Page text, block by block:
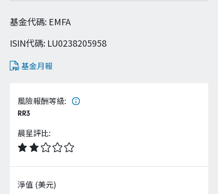
關於富達
企業永續
線上交易
基金代碼: EMFA
ISIN代碼: LU0238205958
基金月報
風險報酬等級:
RR3
晨星評比:
淨值 (美元)